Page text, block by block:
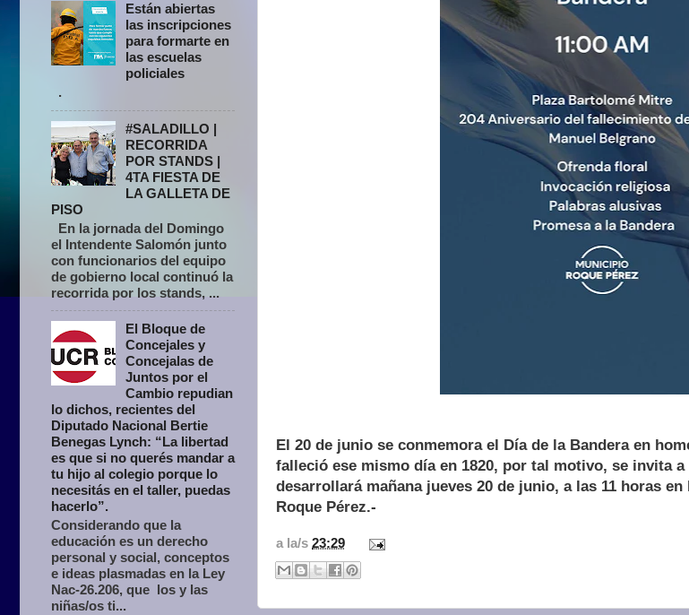
El 20 de junio se conmemora el Día de la Bandera en
falleció ese mismo día en 1820, por tal motivo, se invita
desarrollará mañana jueves 20 de junio, a las 11 horas
Roque Pérez.-
a la/s 23:29
Están abiertas
las inscripciones
para formarte en
las escuelas
policiales
.
#SALADILLO |
RECORRIDA
POR STANDS |
4TA FIESTA DE
LA GALLETA DE
PISO
En la jornada del Domingo
el Intendente Salomón junto
con funcionarios del equipo
de gobierno local continuó la
recorrida por los stands, ...
El Bloque de
Concejales y
Concejalas de
Juntos por el
Cambio repudian
lo dichos, recientes del
Diputado Nacional Bertie
Benegas Lynch: “La libertad
es que si no querés mandar a
tu hijo al colegio porque lo
necesitás en el taller, puedas
hacerlo”.
Considerando que la
educación es un derecho
personal y social, conceptos
e ideas plasmadas en la Ley
Nac-26.206, que los y las
niñas/os ti...